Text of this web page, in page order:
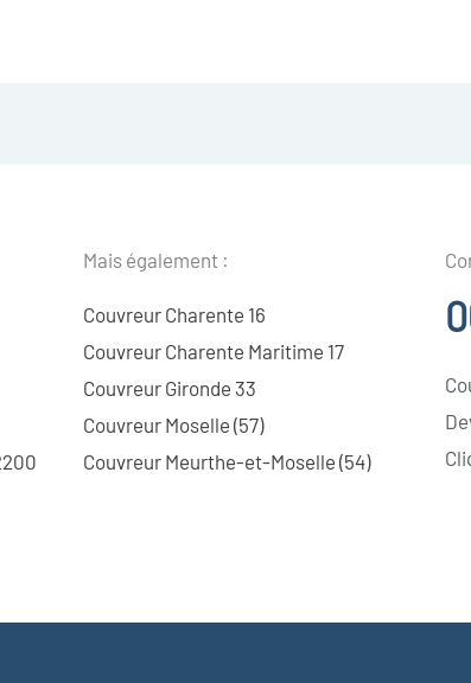
Mais également :
Couvreur Charente 16
Couvreur Charente Maritime 17
Couvreur Gironde 33
Couvreur Moselle (57)
Couvreur Meurthe-et-Moselle (54)